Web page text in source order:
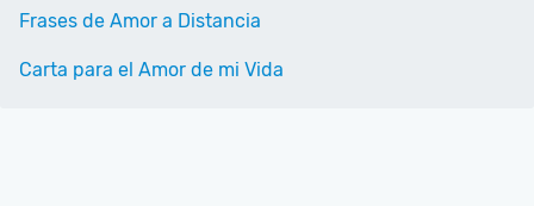
Frases de Amor a Distancia
Carta para el Amor de mi Vida